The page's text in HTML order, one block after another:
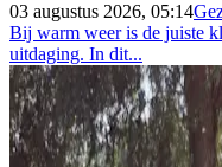
03 augustus 2026, 05:14
Bij warm weer is de juiste
uitdaging. In dit...